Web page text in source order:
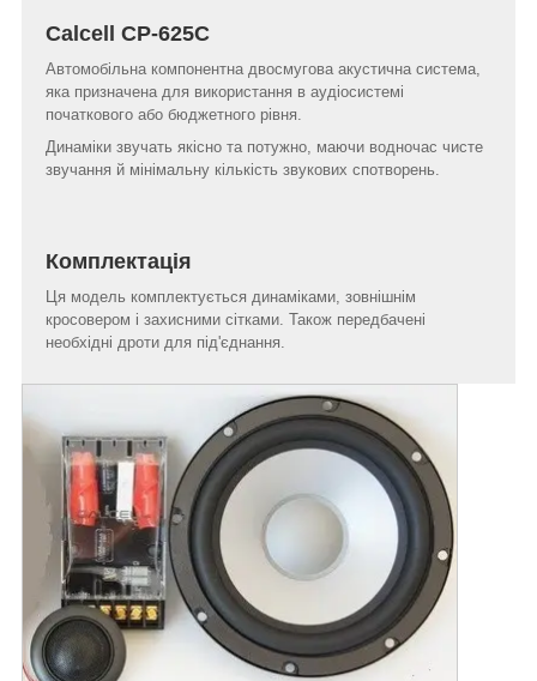
Calcell CP-625C
Автомобільна компонентна двосмугова акустична система,
яка призначена для використання в аудіосистемі
початкового або бюджетного рівня.
Динаміки звучать якісно та потужно, маючи водночас чисте
звучання й мінімальну кількість звукових спотворень.
Комплектація
Ця модель комплектується динаміками, зовнішнім
кросовером і захисними сітками. Також передбачені
необхідні дроти для під'єднання.